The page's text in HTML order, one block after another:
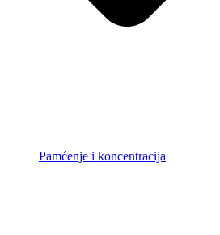
Pamćenje i koncentracija